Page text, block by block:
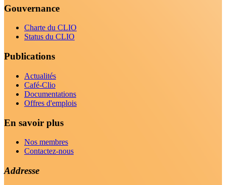
Gouvernance
Charte du CLIO
Status du CLIO
Publications
Actualités
Café-Clio
Documentations
Offres d'emplois
En savoir plus
Nos membres
Contactez-nous
Addresse